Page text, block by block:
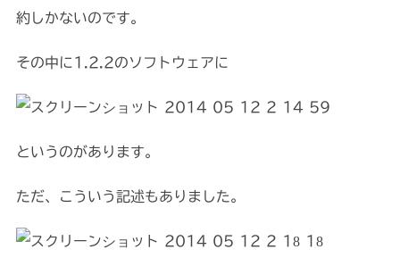
約しかないのです。
その中に1.2.2のソフトウェアに
というのがあります。
ただ、こういう記述もありました。